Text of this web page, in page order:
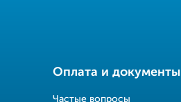
Оплата и документы
Частые вопросы